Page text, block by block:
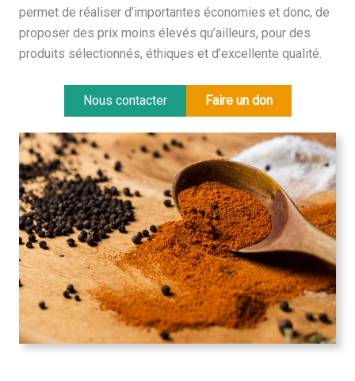
permet de réaliser d’importantes économies et donc, de
proposer des prix moins élevés qu’ailleurs, pour des
produits sélectionnés, éthiques et d’excellente qualité.
Nous contacter Faire un don